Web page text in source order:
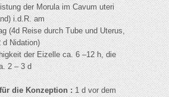
der Morula im Cavum uteri
i.d.R. am
(4d Reise durch Tube und Uterus,
d Nidation)
der Eizelle ca. 6 –12 h, die
2 – 3 d
die Konzeption :1 d vor dem